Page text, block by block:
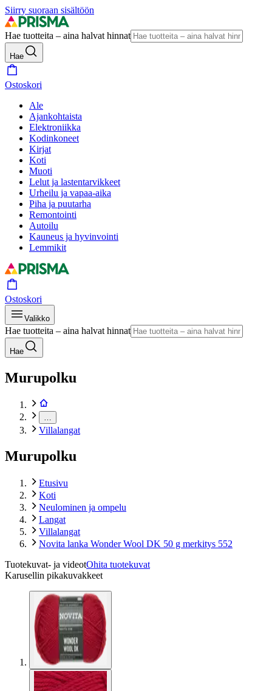
Siirry suoraan sisältöön
Hae tuotteita – aina halvat hinnat
Hae
Ostoskori
Ale
Ajankohtaista
Elektroniikka
Kodinkoneet
Kirjat
Koti
Muoti
Lelut ja lastentarvikkeet
Urheilu ja vapaa-aika
Piha ja puutarha
Remontointi
Autoilu
Kauneus ja hyvinvointi
Lemmikit
Ostoskori
Valikko
Hae tuotteita – aina halvat hinnat
Hae
Murupolku
Villalangat
Murupolku
Etusivu
Koti
Neulominen ja ompelu
Langat
Villalangat
Novita lanka Wonder Wool DK 50 g merkitys 552
Tuotekuvat- ja videotOhita tuotekuvat
Karusellin pikakuvakkeet